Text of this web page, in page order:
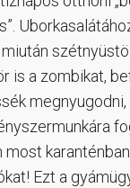
is a zombikat,
megnyugodni,
most
Ezt a